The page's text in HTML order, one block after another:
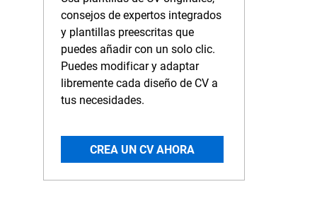
consejos de expertos integrados
y plantillas preescritas que
puedes añadir con un solo clic.
Puedes modificar y adaptar
libremente cada diseño de CV a
tus necesidades.
CREA UN CV AHORA